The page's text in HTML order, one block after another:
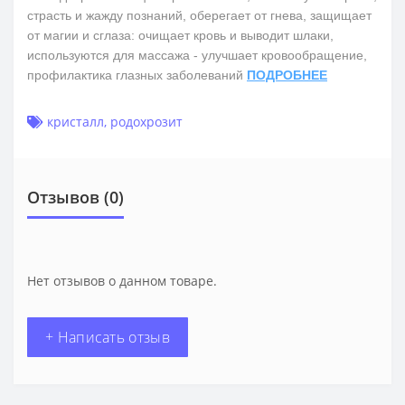
страсть и жажду познаний, оберегает от гнева, защищает
от магии и сглаза: очищает кровь и выводит шлаки,
используются для массажа - улучшает кровообращение,
профилактика глазных заболеваний ПОДРОБНЕЕ
кристалл, родохрозит
Отзывов (0)
Нет отзывов о данном товаре.
+ Написать отзыв